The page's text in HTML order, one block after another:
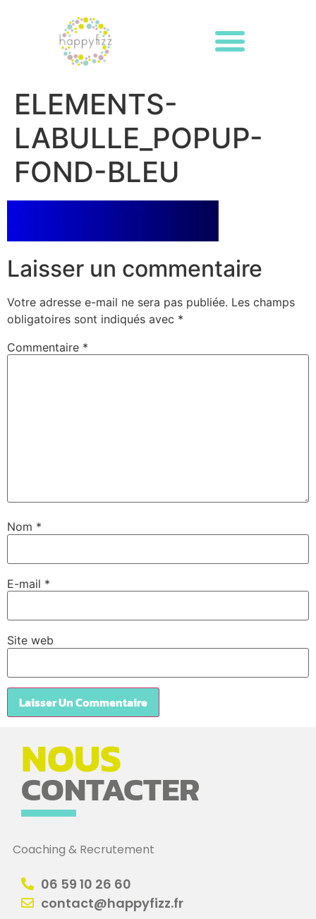
ELEMENTS-
LABULLE_POPUP-
FOND-BLEU
Laisser un commentaire
Votre adresse e-mail ne sera pas publiée. Les champs
obligatoires sont indiqués avec *
Commentaire *
Nom *
E-mail *
Site web
NOUS
CONTACTER
Coaching & Recrutement
06 59 10 26 60
contact@happyfizz.fr